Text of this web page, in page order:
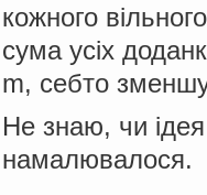
кожного
сума усіх
m, себто
Не знаю, чи ідея
намалювалося.